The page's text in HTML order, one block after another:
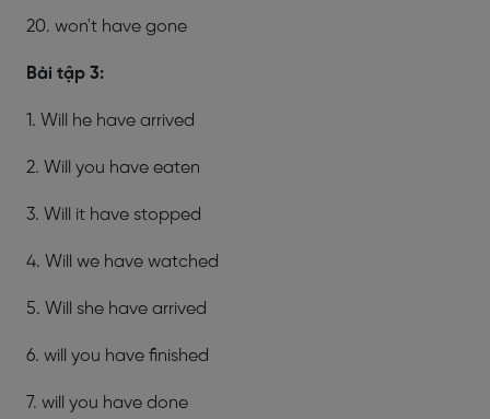
20. won't have gone
Bài tập 3:
1. Will he have arrived
2. Will you have eaten
3. Will it have stopped
4. Will we have watched
5. Will she have arrived
6. will you have finished
7. will you have done